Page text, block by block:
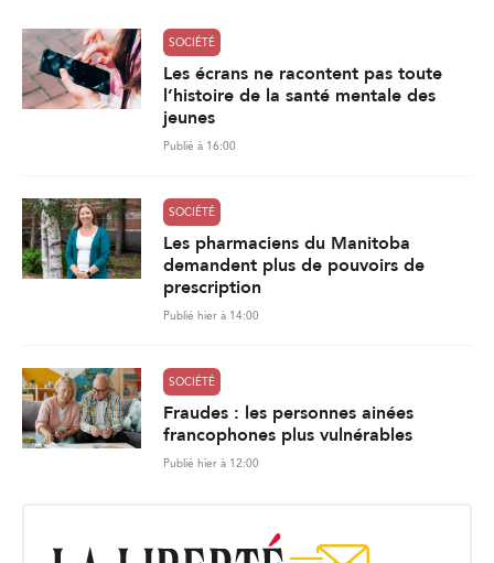
SOCIÉTÉ
Les écrans ne racontent pas toute
l’histoire de la santé mentale des
jeunes
Publié à 16:00
SOCIÉTÉ
Les pharmaciens du Manitoba
demandent plus de pouvoirs de
prescription
Publié hier à 14:00
SOCIÉTÉ
Fraudes : les personnes ainées
francophones plus vulnérables
Publié hier à 12:00